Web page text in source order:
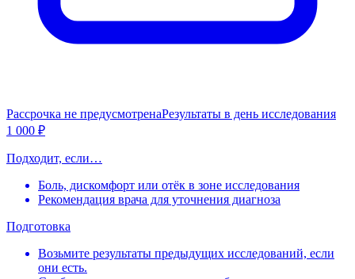
Рассрочка не предусмотренаРезультаты в день исследования
1 000 ₽
Подходит, если…
Боль, дискомфорт или отёк в зоне исследования
Рекомендация врача для уточнения диагноза
Подготовка
Возьмите результаты предыдущих исследований, если
они есть.